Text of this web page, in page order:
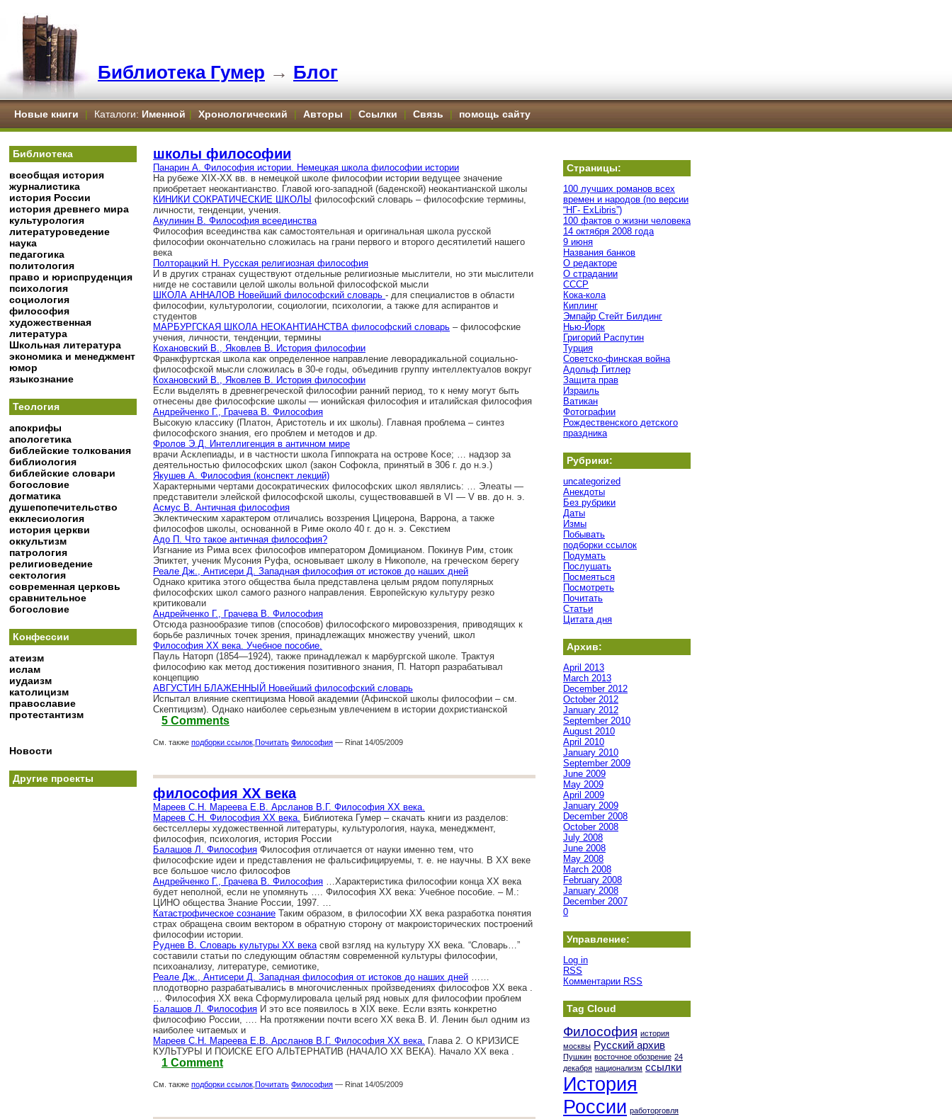
Библиотека Гумер → Блог
Новые книги | Каталоги: Именной | Хронологический | Авторы | Ссылки | Связь | помощь сайту
Библиотека
всеобщая история
журналистика
история России
история древнего мира
культурология
литературоведение
наука
педагогика
политология
право и юриспруденция
психология
социология
философия
художественная
литература
Школьная литература
экономика и менеджмент
юмор
языкознание
Теология
апокрифы
апологетика
библейские толкования
библиология
библейские словари
богословие
догматика
душепопечительство
екклесиология
история церкви
оккультизм
патрология
религиоведение
сектология
современная церковь
сравнительное
богословие
Конфессии
атеизм
ислам
иудаизм
католицизм
православие
протестантизм
Новости
Другие проекты
школы философии
Панарин А. Философия истории. Немецкая школа философии истории
На рубеже XIX-XX вв. в немецкой школе философии истории ведущее значение
приобретает неокантианство. Главой юго-западной (баденской) неокантианской школы
КИНИКИ СОКРАТИЧЕСКИЕ ШКОЛЫ философский словарь – философские термины,
личности, тенденции, учения.
Акулинин В. Философия всеединства
Философия всеединства как самостоятельная и оригинальная школа русской
философии окончательно сложилась на грани первого и второго десятилетий нашего
века
Полторацкий Н. Русская религиозная философия
И в других странах существуют отдельные религиозные мыслители, но эти мыслители
нигде не составили целой школы вольной философской мысли
ШКОЛА АННАЛОВ Новейший философский словарь - для специалистов в области
философии, культурологии, социологии, психологии, а также для аспирантов и
студентов
МАРБУРГСКАЯ ШКОЛА НЕОКАНТИАНСТВА философский словарь – философские
учения, личности, тенденции, термины
Кохановский В., Яковлев В. История философии
Франкфуртская школа как определенное направление леворадикальной социально-
философской мысли сложилась в 30-е годы, объединив группу интеллектуалов вокруг
Кохановский В., Яковлев В. История философии
Если выделять в древнегреческой философии ранний период, то к нему могут быть
отнесены две философские школы — ионийская философия и италийская философия
Андрейченко Г., Грачева В. Философия
Высокую классику (Платон, Аристотель и их школы). Главная проблема – синтез
философского знания, его проблем и методов и др.
Фролов Э.Д. Интеллигенция в античном мире
врачи Асклепиады, и в частности школа Гиппократа на острове Косе; … надзор за
деятельностью философских школ (закон Софокла, принятый в 306 г. до н.э.)
Якушев А. Философия (конспект лекций)
Характерными чертами досократических философских школ являлись: … Элеаты —
представители элейской философской школы, существовавшей в VI — V вв. до н. э.
Асмус В. Античная философия
Эклектическим характером отличались воззрения Цицерона, Варрона, а также
философов школы, основанной в Риме около 40 г. до н. э. Секстием
Адо П. Что такое античная философия?
Изгнание из Рима всех философов императором Домицианом. Покинув Рим, стоик
Эпиктет, ученик Мусония Руфа, основывает школу в Никополе, на греческом берегу
Реале Дж., Антисери Д. Западная философия от истоков до наших дней
Однако критика этого общества была представлена целым рядом популярных
философских школ самого разного направления. Европейскую культуру резко
критиковали
Андрейченко Г., Грачева В. Философия
Отсюда разнообразие типов (способов) философского мировоззрения, приводящих к
борьбе различных точек зрения, принадлежащих множеству учений, школ
Философия XX века. Учебное пособие.
Пауль Наторп (1854—1924), также принадлежал к марбургской школе. Трактуя
философию как метод достижения позитивного знания, П. Наторп разрабатывал
концепцию
АВГУСТИН БЛАЖЕННЫЙ Новейший философский словарь
Испытал влияние скептицизма Новой академии (Афинской школы философии – см.
Скептицизм). Однако наиболее серьезным увлечением в истории дохристианской
5 Comments
См. также подборки ссылок Почитать Философия — Rinat 14/05/2009
философия XX века
Мареев С.Н. Мареева Е.В. Арсланов В.Г. Философия ХХ века.
Мареев С.Н. Философия ХХ века. Библиотека Гумер – скачать книги из разделов:
бестселлеры художественной литературы, культурология, наука, менеджмент,
философия, психология, история России
Балашов Л. Философия Философия отличается от науки именно тем, что
философские идеи и представления не фальсифицируемы, т. е. не научны. В ХХ веке
все большое число философов
Андрейченко Г., Грачева В. Философия …Характеристика философии конца ХХ века
будет неполной, если не упомянуть …. Философия ХХ века: Учебное пособие. – М.:
ЦИНО общества Знание России, 1997. …
Катастрофическое сознание Таким образом, в философии ХХ века разработка понятия
страх обращена своим вектором в обратную сторону от макроисторических построений
философии истории.
Руднев В. Словарь культуры XX векасвой взгляд на культуру ХХ века. “Словарь…”
составили статьи по следующим областям современной культуры философии,
психоанализу, литературе, семиотике,
Реале Дж., Антисери Д. Западная философия от истоков до наших дней ……
плодотворно разрабатывались в многочисленных пройзведениях философов ХХ века .
… Философия XX века Сформулировала целый ряд новых для философии проблем
Балашов Л. Философия И это все появилось в XIX веке. Если взять конкретно
философию России, …. На протяжении почти всего ХХ века В. И. Ленин был одним из
наиболее читаемых и
Мареев С.Н. Мареева Е.В. Арсланов В.Г. Философия ХХ века. Глава 2. О КРИЗИСЕ
КУЛЬТУРЫ И ПОИСКЕ ЕГО АЛЬТЕРНАТИВ (НАЧАЛО ХХ ВЕКА). Начало XX века .
1 Comment
См. также подборки ссылок Почитать Философия — Rinat 14/05/2009
Страницы:
100 лучших романов всех
времен и народов (по версии
“НГ- ExLibris”)
100 фактов о жизни человека
14 октября 2008 года
9 июня
Названия банков
О редакторе
О страдании
СССР
Кока-кола
Киплинг
Эмпайр Стейт Билдинг
Нью-Йорк
Григорий Распутин
Турция
Советско-финская война
Адольф Гитлер
Защита прав
Израиль
Ватикан
Фотографии
Рождественского детского
праздника
Рубрики:
uncategorized
Анекдоты
Без рубрики
Даты
Измы
Побывать
подборки ссылок
Подумать
Послушать
Посмеяться
Посмотреть
Почитать
Статьи
Цитата дня
Архив:
April 2013
March 2013
December 2012
October 2012
January 2012
September 2010
August 2010
April 2010
January 2010
September 2009
June 2009
May 2009
April 2009
January 2009
December 2008
October 2008
July 2008
June 2008
May 2008
March 2008
February 2008
January 2008
December 2007
0
Управление:
Log in
RSS
Комментарии RSS
Tag Cloud
Философия история
москвы Русский архив
Пушкин восточное обозрение 24
декабря национализм ссылки
История
России работорговля